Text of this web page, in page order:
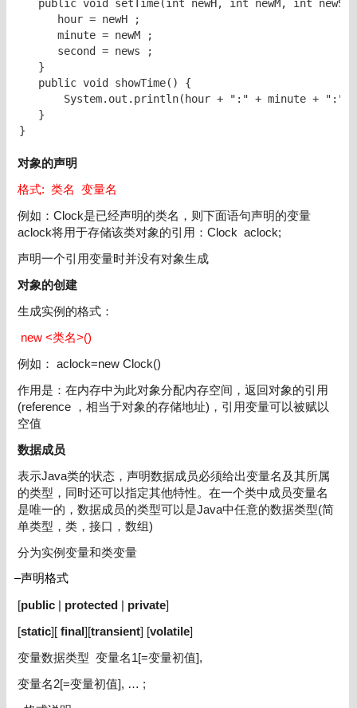
public void setTime(int newH, int newM, int
      hour = newH ;
      minute = newM ;
      second = news ;
   }
   public void showTime() {
System.out.println(hour + ":" + minute + ":"
   }
}
对象的声明
格式: 类名 变量名
例如：Clock是已经声明的类名，则下面语句声明的变量
aclock将用于存储该类对象的引用：Clock aclock;
声明一个引用变量时并没有对象生成
对象的创建
生成实例的格式：
new <类名>()
例如： aclock=new Clock()
作用是：在内存中为此对象分配内存空间，返回对象的引用
(reference ，相当于对象的存储地址)，引用变量可以被赋以
空值
数据成员
表示Java类的状态，声明数据成员必须给出变量名及其所属
的类型，同时还可以指定其他特性。在一个类中成员变量名
是唯一的，数据成员的类型可以是Java中任意的数据类型(简
单类型，类，接口，数组)
分为实例变量和类变量
–声明格式
[public | protected | private]
[static][ final][transient] [volatile]
变量数据类型 变量名1[=变量初值],
变量名2[=变量初值], … ;